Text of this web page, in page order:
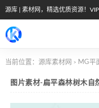
源库 | 素材网，精选优质资源！VIP
当前位置： 源库素材网 > MG平
图片素材-扁平森林树木自